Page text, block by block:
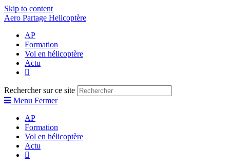
Skip to content
Aero Partage Helicoptère
AP
Formation
Vol en hélicoptère
Actu
Rechercher sur ce site
Menu Fermer
AP
Formation
Vol en hélicoptère
Actu